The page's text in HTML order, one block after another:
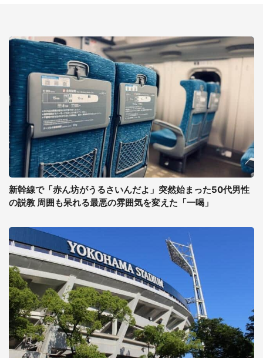
新幹線で「赤ん坊がうるさいんだよ」突然始まった50代男性
の説教 周囲も呆れる最悪の雰囲気を変えた「一喝」